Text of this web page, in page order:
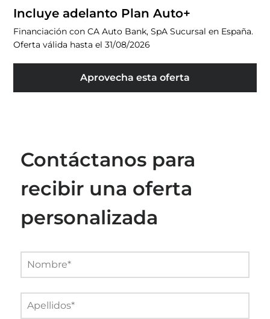
Incluye adelanto Plan Auto+
Financiación con CA Auto Bank, SpA Sucursal en España.
Oferta válida hasta el 31/08/2026
Aprovecha esta oferta
Contáctanos para
recibir una oferta
personalizada